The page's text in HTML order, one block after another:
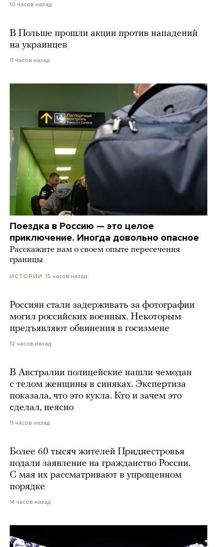
10 часов назад
В Польше прошли акции против нападений
на украинцев
11 часов назад
Поездка в Россию — это целое
приключение. Иногда довольно опасное
Расскажите нам о своем опыте пересечения
границы
ИСТОРИИ 15 часов назад
Россиян стали задерживать за фотографии
могил российских военных. Некоторым
предъявляют обвинения в госизмене
12 часов назад
В Австралии полицейские нашли чемодан
с телом женщины в синяках. Экспертиза
показала, что это кукла. Кто и зачем это
сделал, неясно
11 часов назад
Более 60 тысяч жителей Приднестровья
подали заявление на гражданство России.
С мая их рассматривают в упрощенном
порядке
14 часов назад